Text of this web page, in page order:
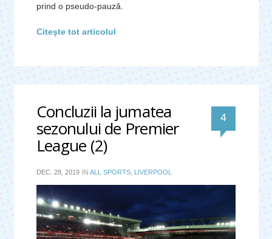
prind o pseudo-pauză.
Citeşte tot articolul
Concluzii la jumatea
sezonului de Premier
League (2)
4
DEC. 28, 2019 IN ALL SPORTS LIVERPOOL